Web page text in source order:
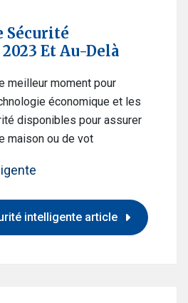
Sécurité
Et Au-Delà
meilleur moment pour
économique et les
disponibles pour assurer
maison ou de vot
intelligente article